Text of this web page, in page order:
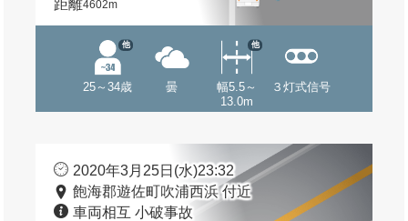
距離4602m
25～34歳
他
曇
幅5.5～
13.0m
他
３灯式信号
2020年3月25日(水)23:32
飽海郡遊佐町吹浦西浜 付近
車両相互 小破事故